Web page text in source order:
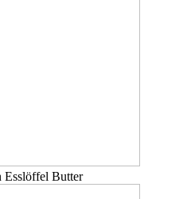
Esslöffel Butter